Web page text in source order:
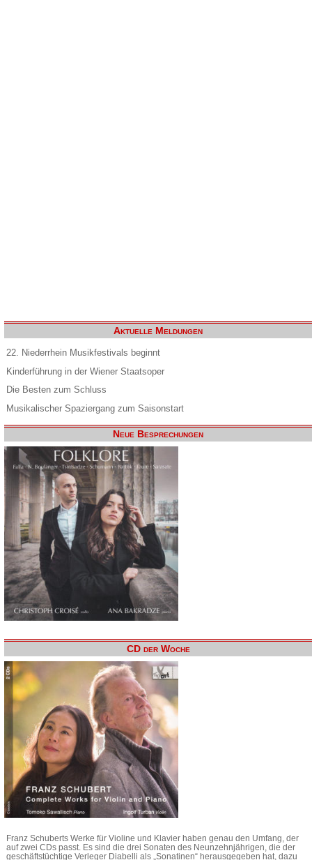
Aktuelle Meldungen
22. Niederrhein Musikfestivals beginnt
Kinderführung in der Wiener Staatsoper
Die Besten zum Schluss
Musikalischer Spaziergang zum Saisonstart
Neue Besprechungen
CD der Woche
Franz Schuberts Werke für Violine und Klavier haben genau den Umfang, der
auf zwei CDs passt. Es sind die drei Sonaten des Neunzehnjährigen, die der
geschäftstüchtige Verleger Diabelli als „Sonatinen“ herausgegeben hat, dazu